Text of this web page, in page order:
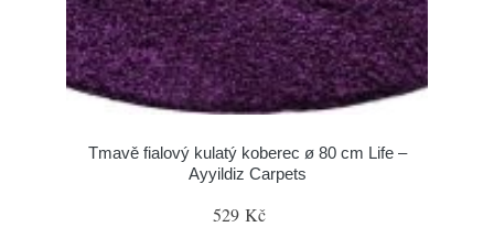
Tmavě fialový kulatý koberec ø 80 cm Life –
Ayyildiz Carpets
529 Kč